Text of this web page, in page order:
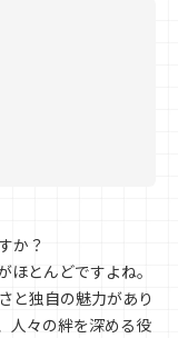
か？
とんどですよね。
と独自の魅力があり
人々の絆を深める役